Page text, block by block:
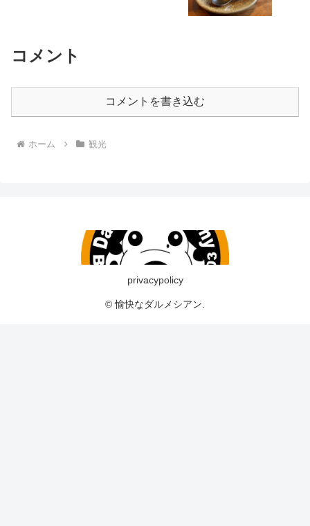
コメント
コメントを書き込む
ホーム 観光
privacypolicy
© 愉快なダルメシアン.